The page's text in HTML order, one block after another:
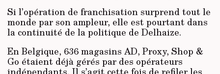
Si l’opération de franchisation surprend tout le
monde par son ampleur, elle est pourtant dans
la continuité de la politique de Delhaize.
En Belgique, 636 magasins AD, Proxy, Shop &
Go étaient déjà gérés par des opérateurs